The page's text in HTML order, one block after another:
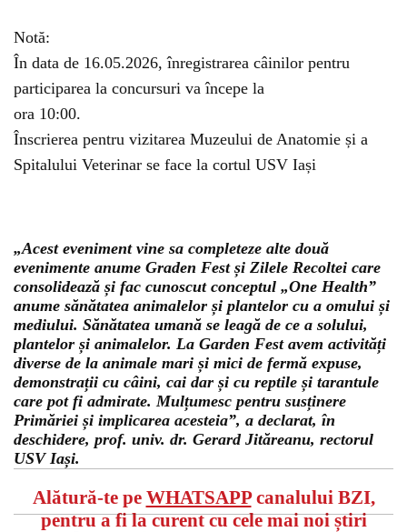
Notă:
În data de 16.05.2026, înregistrarea câinilor pentru
participarea la concursuri va începe la
ora 10:00.
Înscrierea pentru vizitarea Muzeului de Anatomie și a
Spitalului Veterinar se face la cortul USV Iași
„Acest eveniment vine sa completeze alte două
evenimente anume Graden Fest și Zilele Recoltei care
consolidează și fac cunoscut conceptul „One Health”
anume sănătatea animalelor și plantelor cu a omului și
mediului. Sănătatea umană se leagă de ce a solului,
plantelor și animalelor. La Garden Fest avem activități
diverse de la animale mari și mici de fermă expuse,
demonstrații cu câini, cai dar și cu reptile și tarantule
care pot fi admirate. Mulțumesc pentru susținere
Primăriei și implicarea acesteia”, a declarat, în
deschidere, prof. univ. dr. Gerard Jităreanu, rectorul
USV Iași.
Alătură-te pe WHATSAPPcanalului BZI,
pentru a fi la curent cu cele mai noi știri